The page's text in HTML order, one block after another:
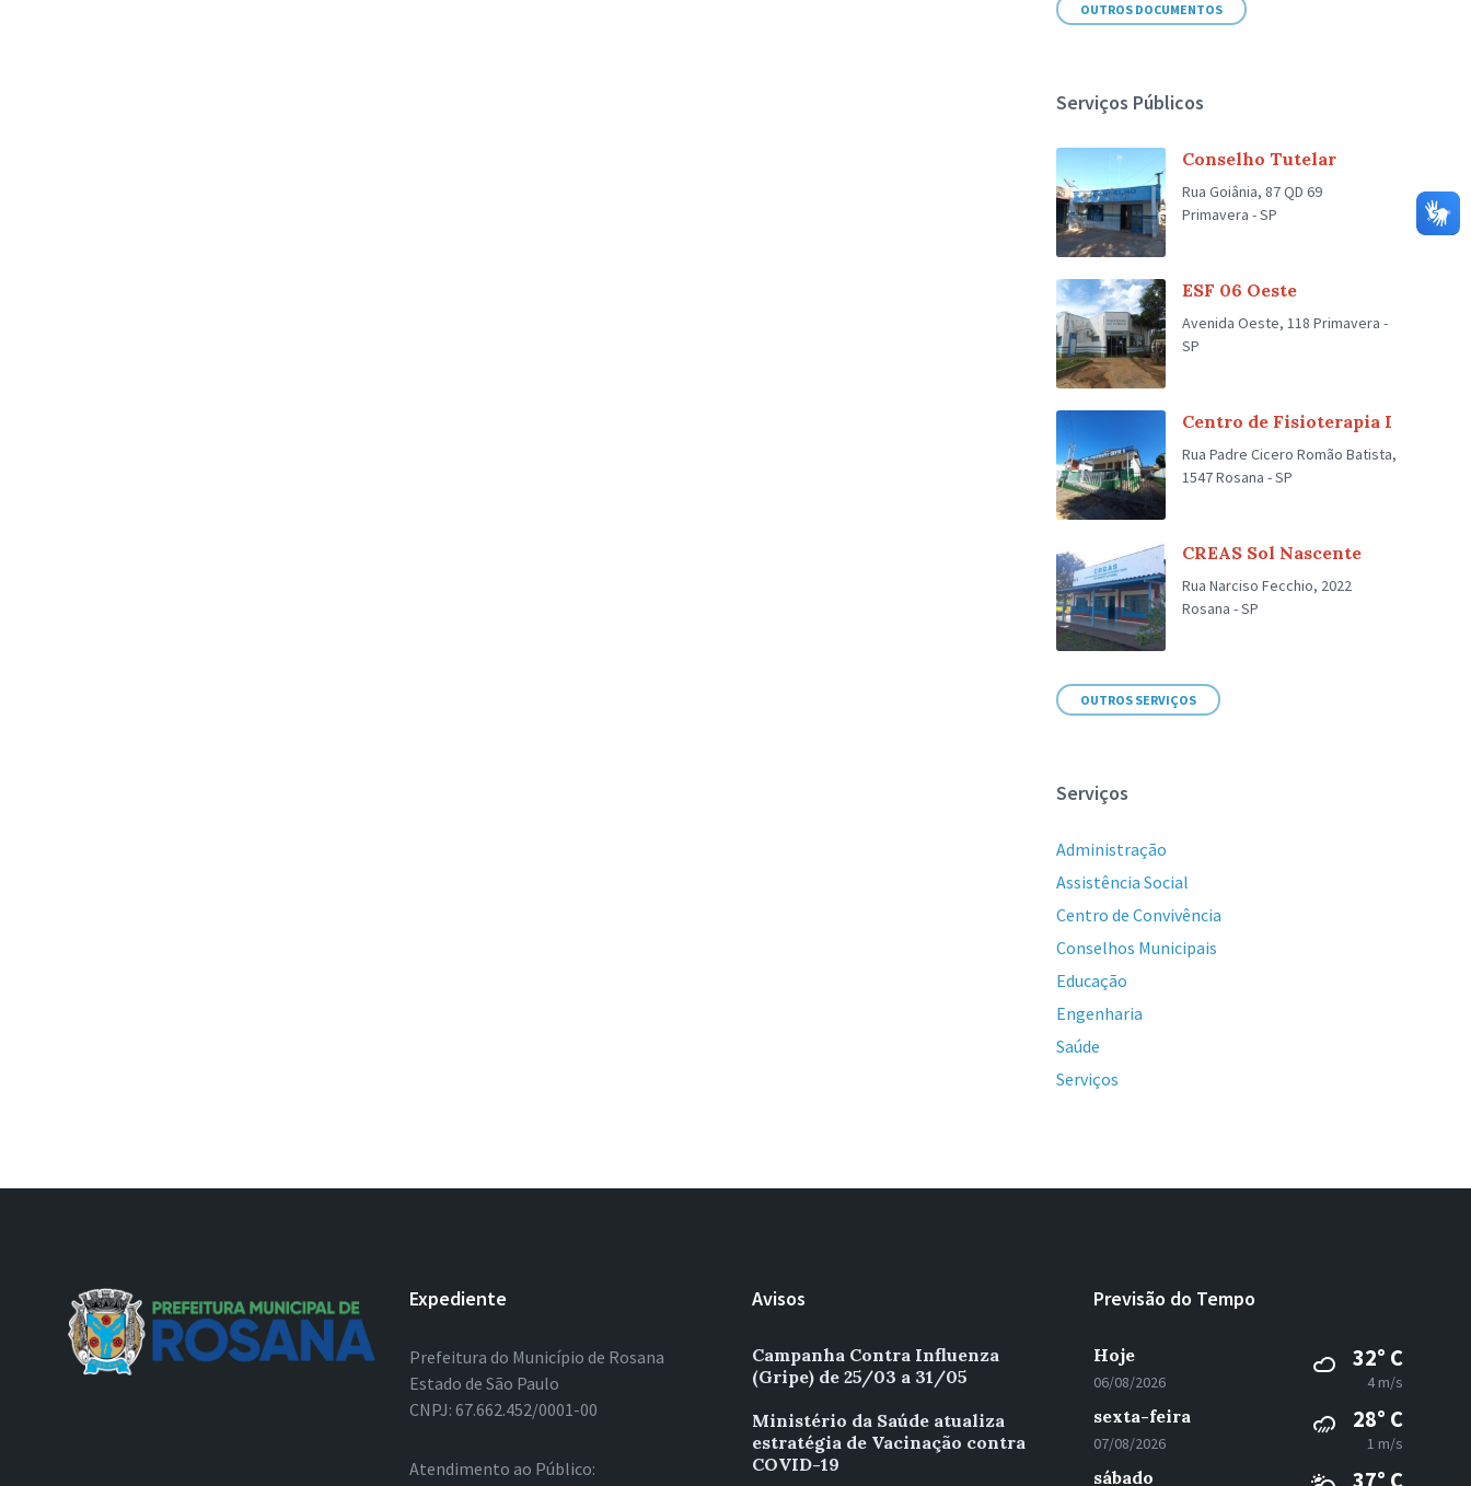
OUTROS DOCUMENTOS
Serviços Públicos
Conselho Tutelar
Rua Goiânia, 87 QD 69
Primavera - SP
ESF 06 Oeste
Avenida Oeste, 118 Primavera -
SP
Centro de Fisioterapia I
Rua Padre Cicero Romão Batista,
1547 Rosana - SP
CREAS Sol Nascente
Rua Narciso Fecchio, 2022
Rosana - SP
OUTROS SERVIÇOS
Serviços
Administração
Assistência Social
Centro de Convivência
Conselhos Municipais
Educação
Engenharia
Saúde
Serviços
Expediente
Prefeitura do Município de Rosana
Estado de São Paulo
CNPJ: 67.662.452/0001-00
Atendimento ao Público:
Avisos
Campanha Contra Influenza
(Gripe) de 25/03 a 31/05
Ministério da Saúde atualiza
estratégia de Vacinação contra
COVID-19
Previsão do Tempo
Hoje
06/08/2026
32° C
4 m/s
sexta-feira
07/08/2026
28° C
1 m/s
sábado